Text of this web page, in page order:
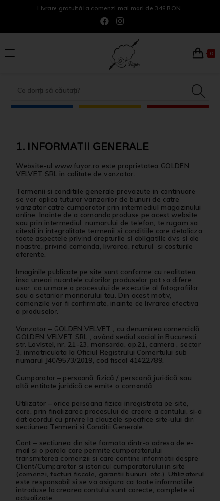
Livrare gratuită la comenzi mai mari de 349 RON.
0
1. INFORMATII GENERALE
Website-ul www.fuyor.ro este proprietatea GOLDEN
VELVET SRL in calitate de vanzator.
Termenii si conditiile generale prevazute in continuare
se vor aplica tuturor vanzarilor de bunuri de catre
vanzator catre cumparator prin intermediul magazinului
online. Inainte de a comanda produse pe acest website
sau prin intermediul numarului de telefon, te rugam sa
citesti in integralitate termenii si conditiile care detaliaza
toate aspectele privind drepturile si obligatiile dvs si ale
noastre, privind comanda, livrarea, returul si costurile
aferente.
Imaginile publicate pe site sunt conforme cu realitatea,
insa uneori nuantele culorilor produselor pot sa difere
usor, ca urmare a procesului de executie al fotografiilor
sau a setarilor monitorului tau. Din acest motiv,
comenzile vor fi confirmate, inainte de livrarea efectiva
a produselor.
Vanzator– GOLDEN VELVET , cu denumirea comercială
GOLDEN VELVET SRL , având sediul social in Bucuresti,
str. Lovistei, nr. 21-23, mansarda, ap.21, camera , sector
3, inmatriculata la Oficiul Registrului Comertului sub
numarul J40/9573/2019, cod fiscal 41422789.
Cumparator – persoană fizică / persoană juridică sau
altă entitate juridică ce emite o comandă
Utilizator – orice persoana fizica inregistrata pe site,
care, prin finalizarea procesului de creare a contului, si-a
dat acordul cu privire la clauzele specifice site-ului din
sectiunea Termeni si Conditii Generale.
Cont – sectiunea din site formata dintr-o adresa de e-
mail si o parola care permite cumparatorului
transmiterea comenzii si care contine informatii despre
Client/Cumparator si istoricul cumparatorului in site
(comenzi, facturi fiscale, garantii bunuri, etc.). Utilizatorul
este responsabil si se va asigura ca toate informatiile
introduse la crearea contului sunt corecte, complete si
actualizate